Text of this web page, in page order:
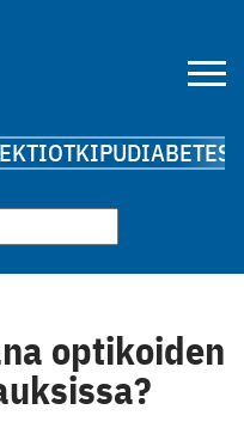
KIPUDIABETES
optikoiden